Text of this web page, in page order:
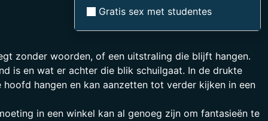
Gratis sex met studentes
zonder woorden, of een uitstraling die blijft hangen.
is en wat er achter die blik schuilgaat. In de drukte
hangen en kan aanzetten tot verder kijken in een
in een winkel kan al genoeg zijn om fantasieën te